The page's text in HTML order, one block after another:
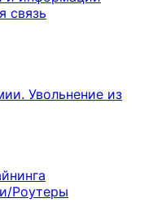
связь
Увольнение из
Роутеры